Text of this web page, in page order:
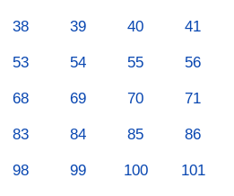
38 39 40 41
53 54 55 56
68 69 70 71
83 84 85 86
98 99 100 101